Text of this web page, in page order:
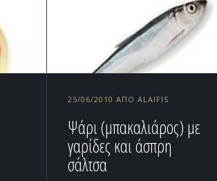
25/06/2010 ΑΠΌ ALAIFIS
Ψάρι (μπακαλιάρος) με
γαρίδες και άσπρη
σάλτσα